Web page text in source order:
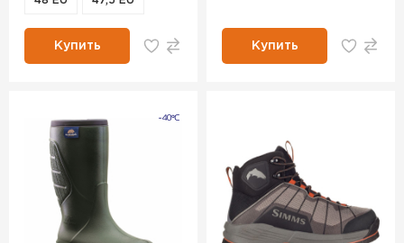
Купить Купить